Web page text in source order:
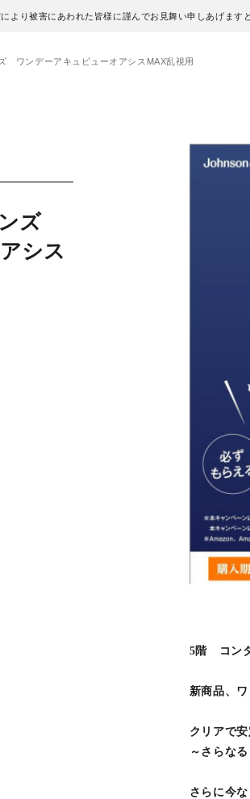
より被害にあわれた皆様に謹んでお見舞い申しあげます
ワンデーアキュビューオアシスMAX乱視用
ンズ
シス
5階 コン
新商品、
クリアで
～さらな
さらに今